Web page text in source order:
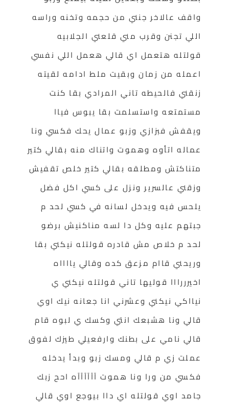
واقف عالاخر جنني من حجمه وتخنه وراسه
اللي تجنن وقرب مني قلعني الجلابيه
قولتله هتعمل اي قالي هعمل اللي نفسي
اعمله من زمان وبقيت ملط ادامه لقيته
زنقني فالحيطه تاني المرادي بقا كنت
مستمتعه واستسلمت بقا يبوس فياا
ويقفش فبزازي وزبو عمال يحك فكسي ونا
عماله اتأوه وهموت واتناك منه بقالي كتير
متناكتش ومطلقه بقالي كتير خلص تقفيش
وزقني عالسرير ونزل على كسي اكل فضل
يلحس فيه ويدخل لسانه في كسي لحد م
جبتهم عليه وكل دا لسه مناكنيش برضو
لحد م خلاص مش قادره قولتله نيكني بقا
وريحني قاام مزعق كده وقالي يااااه
اخيرررااا قوليها تاني قولتله نيكني ي
نيااكي نيكني وعشرني انا جعانه نيك اوي
قالي ونا هشبعك انتي وكسك ي لبوه قام
قالي نامي على بطنك وارفعيلي طيزك لفوق
عملت زي م قالي ومسك زبو وبدأ يدخله
فكسي من ورا ونا هموت آآآآآآه احح زبك
جامد اوي قولتله اي داا بيوجع اوي قالي